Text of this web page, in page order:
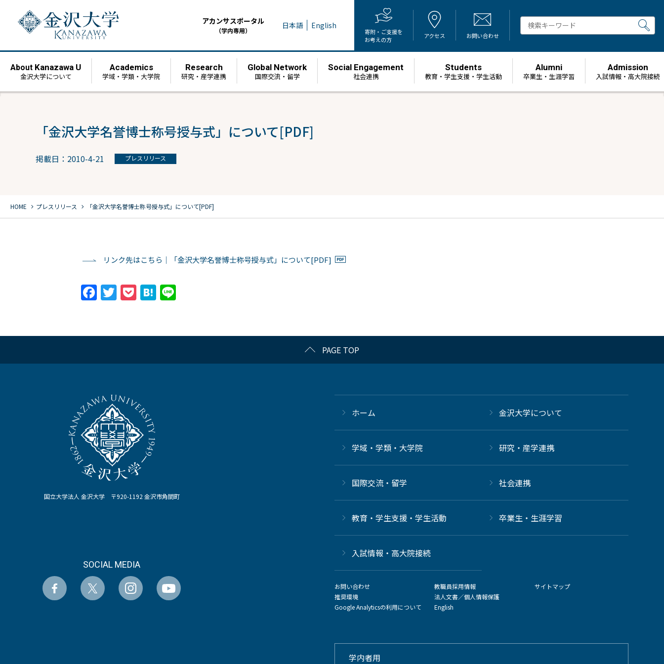
アカンサスポータル
（学内専用） 日本語 English
寄附・ご支援を
お考えの方
アクセス お問い合わせ
About Kanazawa U
金沢大学について
Academics
学域・学類・大学院
Research
研究・産学連携
Global Network
国際交流・留学
Social Engagement
社会連携
Students
教育・学生支援・学生活動
Alumni
卒業生・生涯学習
Admission
⼊試情報・高大院接続
「金沢大学名誉博士称号授与式」について[PDF]
掲載日：2010-4-21 プレスリリース
HOME chevron_right プレスリリース chevron_right 「金沢大学名誉博士称号授与式」について[PDF]
リンク先はこちら｜「金沢大学名誉博士称号授与式」について[PDF]
Facebook
Twitter
PocketHatena
PAGE TOP
国立大学法人 金沢大学 〒920-1192 金沢市角間町
SOCIAL MEDIA
ホーム 金沢大学について
学域・学類・大学院 研究・産学連携
国際交流・留学 社会連携
教育・学生支援・学生活動 卒業生・生涯学習
⼊試情報・高大院接続
お問い合わせ
推奨環境
Google Analyticsの利用について
教職員採用情報
法人文書／個人情報保護
English
サイトマップ
学内者用